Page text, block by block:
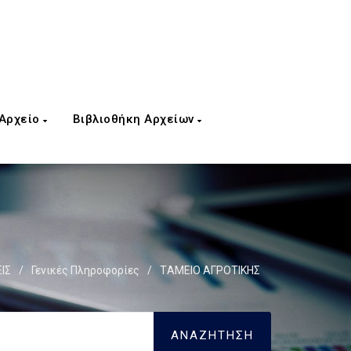
Βιβλιοθήκη Αρχείων
/ Γενικές Πληροφορίες / TΑΜΕΙΟ ΑΓΡΟΤΙΚΗΣ